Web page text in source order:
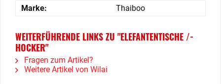
Marke: Thaiboo
WEITERFÜHRENDE LINKS ZU "ELEFANTENTISCHE /-
HOCKER"
Fragen zum Artikel?
Weitere Artikel von Wilai